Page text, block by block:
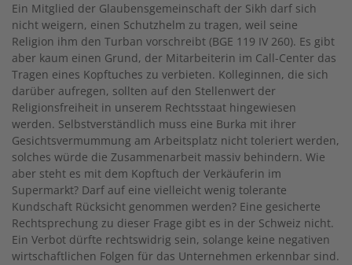
Ein Mitglied der Glaubensgemeinschaft der Sikh darf sich
nicht weigern, einen Schutzhelm zu tragen, weil seine
Religion ihm den Turban vorschreibt (BGE 119 IV 260). Es gibt
aber kaum einen Grund, der Mitarbeiterin im Call-Center das
Tragen eines Kopftuches zu verbieten. Kolleginnen, die sich
darüber aufregen, sollten auf den Stellenwert der
Religionsfreiheit in unserem Rechtsstaat hingewiesen
werden. Selbstverständlich muss eine Burka mit ihrer
Gesichtsvermummung am Arbeitsplatz nicht toleriert werden,
solches würde die Zusammenarbeit massiv behindern. Wie
aber steht es mit dem Kopftuch der Verkäuferin im
Supermarkt? Darf auf eine vielleicht wenig tolerante
Kundschaft Rücksicht genommen werden? Eine gesicherte
Rechtsprechung zu dieser Frage gibt es in der Schweiz nicht.
Ein Verbot dürfte rechtswidrig sein, solange keine negativen
wirtschaftlichen Folgen für das Unternehmen erkennbar sind.